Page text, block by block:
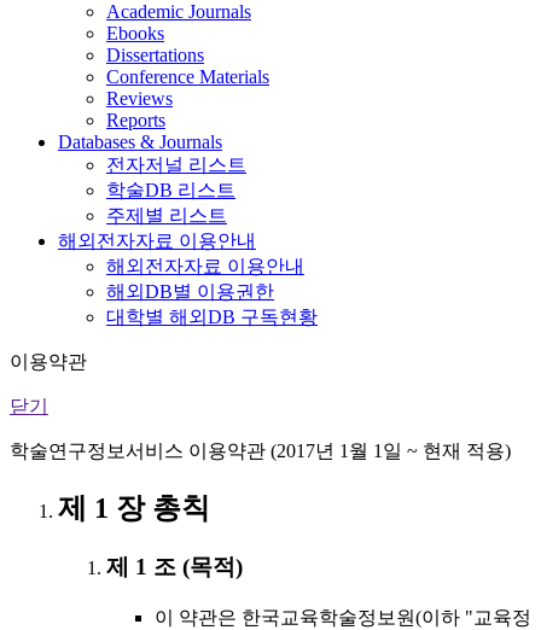
Academic Journals
Ebooks
Dissertations
Conference Materials
Reviews
Reports
Databases & Journals
전자저널 리스트
학술DB 리스트
주제별 리스트
해외전자자료 이용안내
해외전자자료 이용안내
해외DB별 이용권한
대학별 해외DB 구독현황
이용약관
닫기
학술연구정보서비스 이용약관 (2017년 1월 1일 ~ 현재 적용)
제 1 장 총칙
제 1 조 (목적)
이 약관은 한국교육학술정보원(이하 "교육정